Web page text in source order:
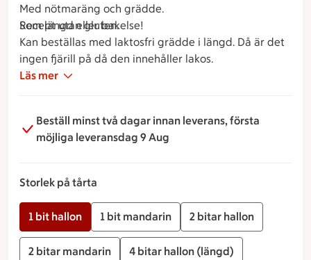
Med nötmaräng och grädde.
Som längd eller bakelse!
Recept utan gluten.
Kan beställas med laktosfri grädde i längd. Då är det
ingen fjärill på då den innehåller lakos.
Läs mer
Beställ minst två dagar innan leverans, första
möjliga leveransdag 9 Aug
Storlek på tårta
1 bit hallon 1 bit mandarin 2 bitar hallon
2 bitar mandarin 4 bitar hallon (längd)